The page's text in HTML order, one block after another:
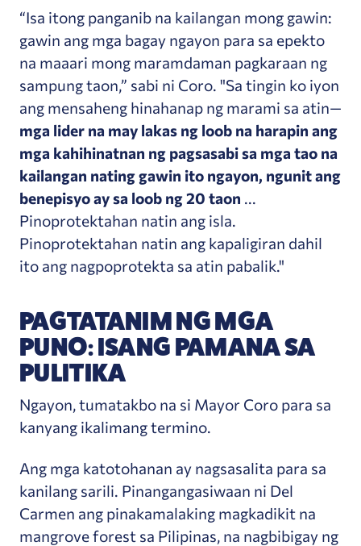
“Isa itong panganib na kailangan mong gawin:
gawin ang mga bagay ngayon para sa epekto
na maaari mong maramdaman pagkaraan ng
sampung taon,” sabi ni Coro. "Sa tingin ko iyon
ang mensaheng hinahanap ng marami sa atin—
mga lider na may lakas ng loob na harapin ang
mga kahihinatnan ng pagsasabi sa mga tao na
kailangan nating gawin ito ngayon, ngunit ang
benepisyo ay sa loob ng 20 taon ...
Pinoprotektahan natin ang isla.
Pinoprotektahan natin ang kapaligiran dahil
ito ang nagpoprotekta sa atin pabalik."
PAGTATANIM NG MGA
PUNO: ISANG PAMANA SA
PULITIKA
Ngayon, tumatakbo na si Mayor Coro para sa
kanyang ikalimang termino.
Ang mga katotohanan ay nagsasalita para sa
kanilang sarili. Pinangangasiwaan ni Del
Carmen ang pinakamalaking magkadikit na
mangrove forest sa Pilipinas, na nagbibigay ng